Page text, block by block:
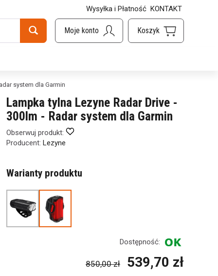
Wysyłka i Płatność KONTAKT
system dla Garmin
Lampka tylna Lezyne Radar Drive -
300lm - Radar system dla Garmin
Obserwuj produkt:
Producent: Lezyne
Warianty produktu
Dostępność:
850,00 zł 539,70 zł